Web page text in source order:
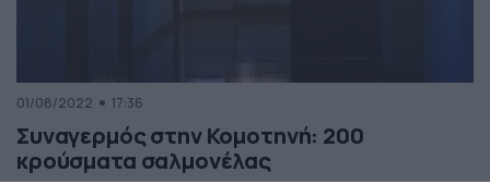
01/08/2022 17:36
Συναγερμός στην Κομοτηνή: 200
κρούσματα σαλμονέλας